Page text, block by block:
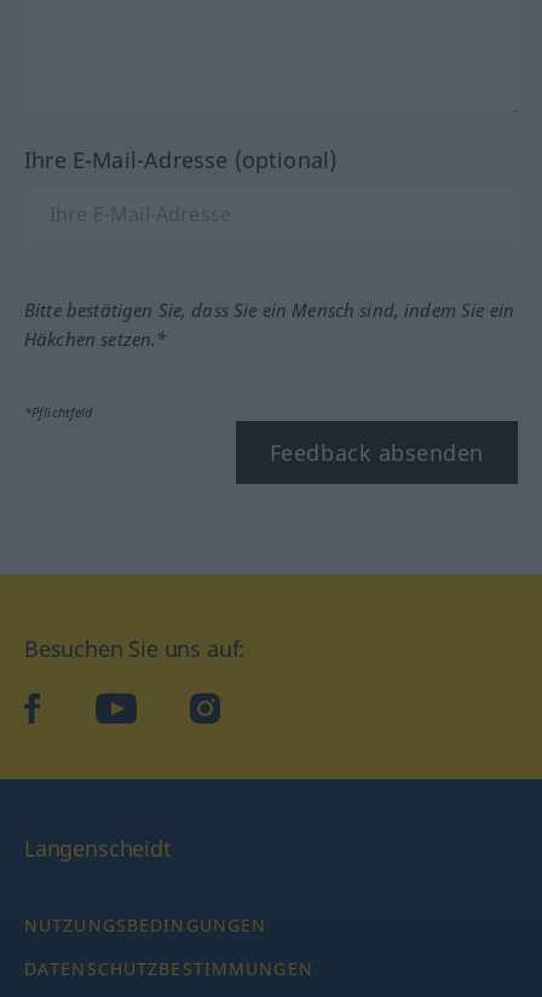
Ihre E-Mail-Adresse (optional)
Bitte bestätigen Sie, dass Sie ein Mensch sind, indem Sie ein
Häkchen setzen.*
*Pflichtfeld
Feedback absenden
Besuchen Sie uns auf:
facebookYouTube Instagram
Langenscheidt
NUTZUNGSBEDINGUNGEN
DATENSCHUTZBESTIMMUNGEN